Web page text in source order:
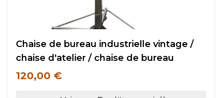
Chaise de bureau industrielle vintage /
chaise d'atelier / chaise de bureau
120,00 €